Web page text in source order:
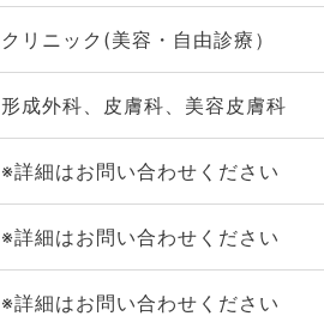
クリニック(美容・自由診療）
形成外科、皮膚科、美容皮膚科
※詳細はお問い合わせください
※詳細はお問い合わせください
※詳細はお問い合わせください